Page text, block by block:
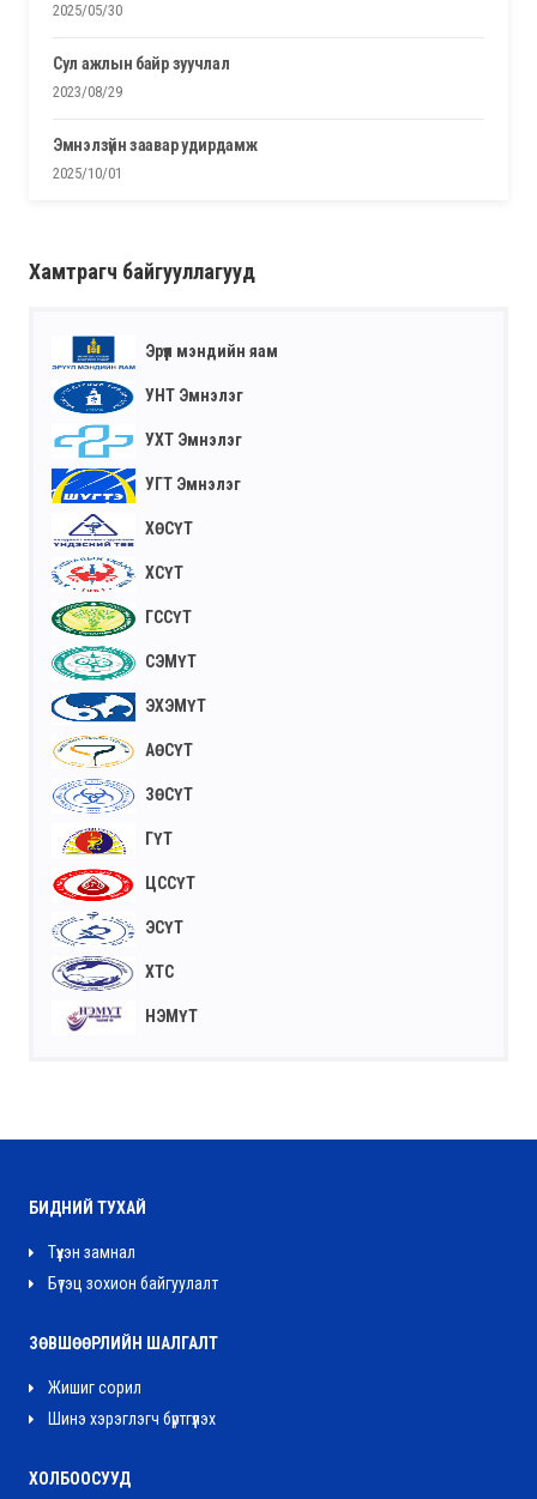
2025/05/30
сул ажлын байр зуучлал
2023/08/29
эмнэлзүйн заавар удирдамж
2025/10/01
Хамтрагч байгууллагууд
Эрүүл мэндийн яам
УНТ Эмнэлэг
УХТ Эмнэлэг
УГТ Эмнэлэг
ХӨСҮТ
ХСҮТ
ГССҮТ
СЭМҮТ
ЭХЭМҮТ
АӨСҮТ
ЗӨСҮТ
ГҮТ
ЦССҮТ
ЭСҮТ
ХТС
НЭМҮТ
БИДНИЙ ТУХАЙ
Түүхэн замнал
Бүтэц зохион байгуулалт
ЗӨВШӨӨРЛИЙН ШАЛГАЛТ
Жишиг сорил
Шинэ хэрэглэгч бүртгүүлэх
ХОЛБООСУУД